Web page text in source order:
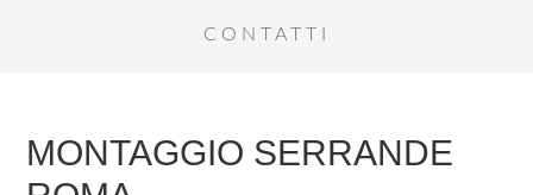
CONTATTI
MONTAGGIO SERRANDE